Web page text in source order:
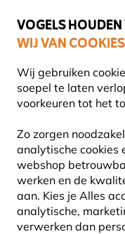
VOGELS
WIJ VAN COOKIES
Wij gebruiken
soepel te laten
voorkeuren tot het
Zo zorgen
analytische cookies
webshop
werken en de
aan. Kies je Alles
analytische,
verwerken dan
Gratis